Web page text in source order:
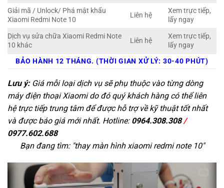
Giải mã / Unlock/ Phá mật khẩu
Xiaomi Redmi Note 10
Liên hệ
Xem trực tiếp,
lấy ngay
Dịch vụ sửa chữa Xiaomi Redmi Note
10 khác
Liên hệ
Xem trực tiếp,
lấy ngay
BẢO HÀNH 12 THÁNG. (THỜI GIAN XỬ LÝ: 30-40 PHÚT)
Lưu ý:Giá mỗi loại dịch vụ sẽ phụ thuộc vào từng dòng
máy điện thoại Xiaomi do đó quý khách hàng có thể liên
hệ trực tiếp trung tâm để được hỗ trợ về kỹ thuật tốt nhất
và được báo giá mới nhất. Hotline: 0964.308.308/
0977.602.688
Bạn đang tìm: "thay màn hình xiaomi redmi note 10"